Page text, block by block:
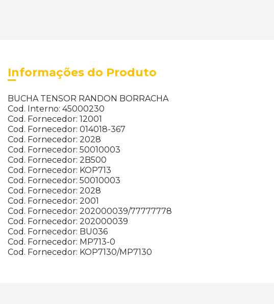
Informações do Produto
BUCHA TENSOR RANDON BORRACHA
Cod. Interno: 45000230
Cod. Fornecedor: 12001
Cod. Fornecedor: 014018-367
Cod. Fornecedor: 2028
Cod. Fornecedor: 50010003
Cod. Fornecedor: 2B500
Cod. Fornecedor: KOP713
Cod. Fornecedor: 50010003
Cod. Fornecedor: 2028
Cod. Fornecedor: 2001
Cod. Fornecedor: 202000039/77777778
Cod. Fornecedor: 202000039
Cod. Fornecedor: BU036
Cod. Fornecedor: MP713-0
Cod. Fornecedor: KOP7130/MP7130